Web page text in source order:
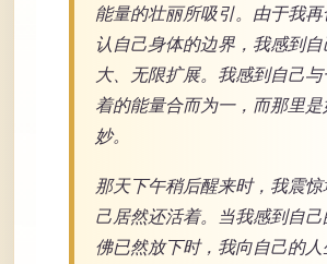
能量的壮丽所吸引。由于我
认自己身体的边界，我感到
大、无限扩展。我感到自己
着的能量合而为一，而那里
妙。
那天下午稍后醒来时，我震
己居然还活着。当我感到自
佛已然放下时，我向自己的